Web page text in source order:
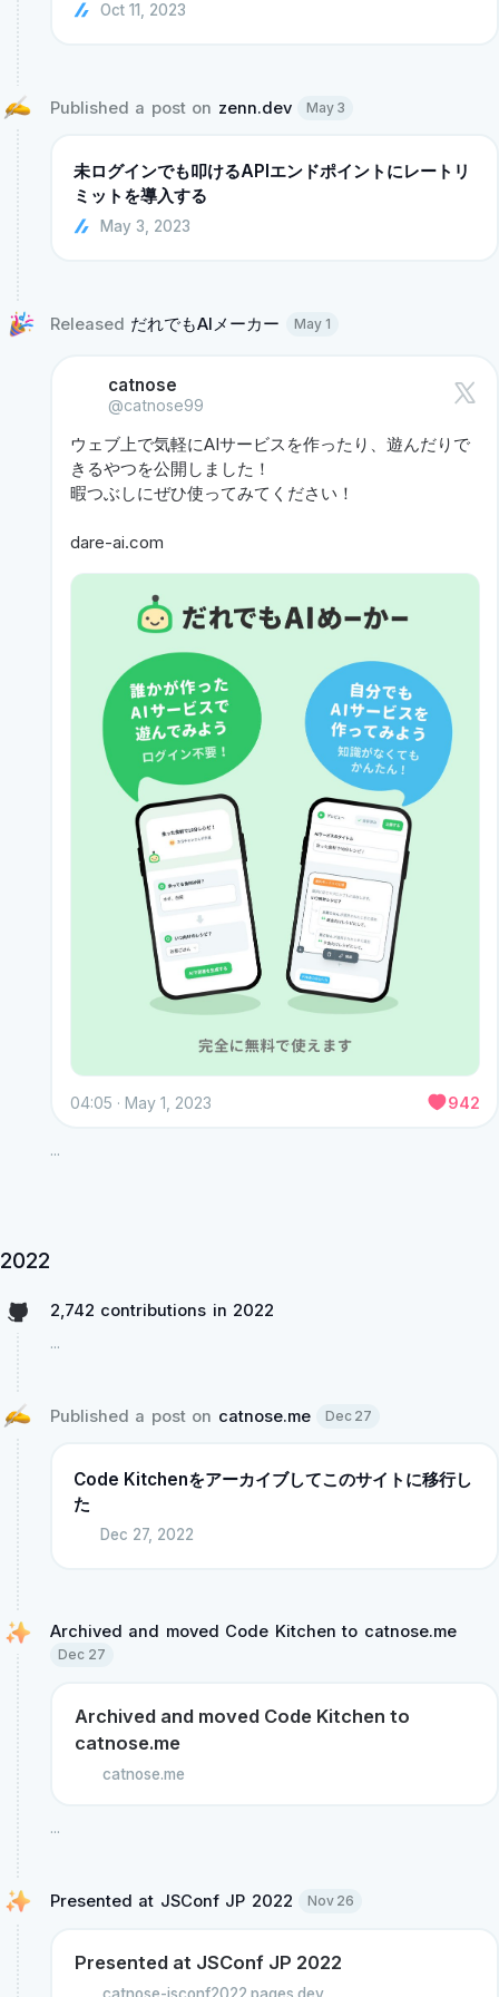
Oct 11, 2023
Published a post on zenn.dev May 3
未ログインでも叩けるAPIエンドポイントにレートリ
ミットを導入する
May 3, 2023
Released だれでもAIメーカー May 1
catnose
@catnose99
ウェブ上で気軽にAIサービスを作ったり、遊んだりで
きるやつを公開しました！
暇つぶしにぜひ使ってみてください！
dare-ai.com
04:05 · May 1, 2023 942
...
2022
2,742 contributions in 2022
...
Published a post on catnose.me Dec 27
Code Kitchenをアーカイブしてこのサイトに移行し
た
Dec 27, 2022
Archived and moved Code Kitchen to catnose.me
Dec 27
Archived and moved Code Kitchen to
catnose.me
catnose.me
...
Presented at JSConf JP 2022 Nov 26
Presented at JSConf JP 2022